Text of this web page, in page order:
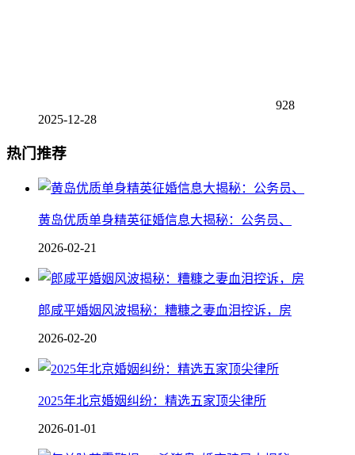
928
2025-12-28
热门推荐
黄岛优质单身精英征婚信息大揭秘：公务员、
2026-02-21
郎咸平婚姻风波揭秘：糟糠之妻血泪控诉，房
2026-02-20
2025年北京婚姻纠纷：精选五家顶尖律所
2026-01-01